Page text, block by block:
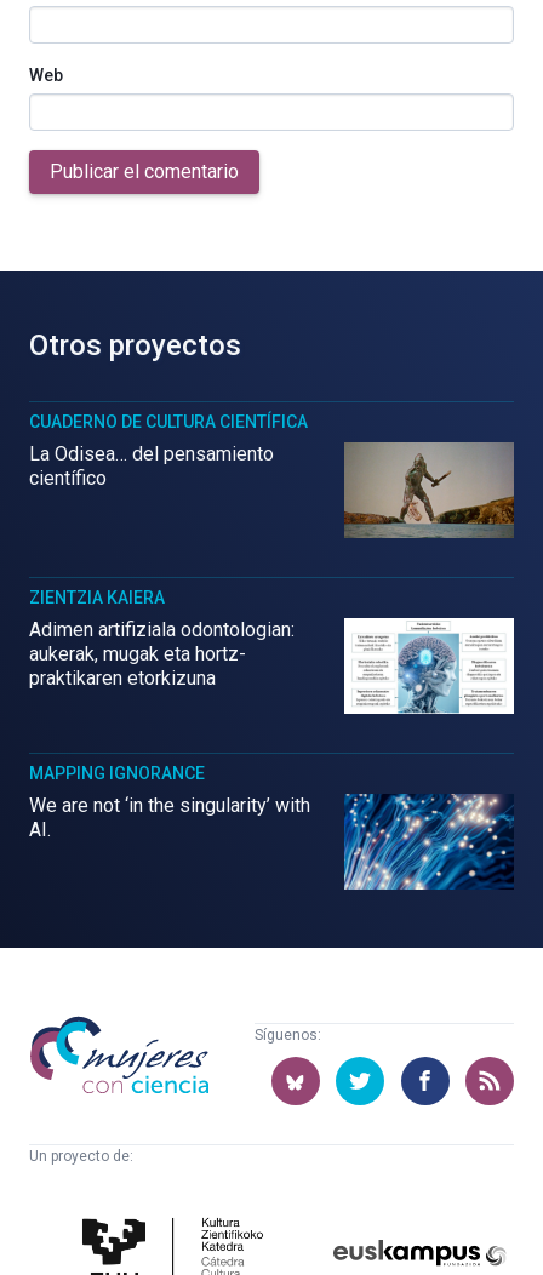
Web
Publicar el comentario
Otros proyectos
CUADERNO DE CULTURA CIENTÍFICA
La Odisea… del pensamiento
científico
ZIENTZIA KAIERA
Adimen artifiziala odontologian:
aukerak, mugak eta hortz-
praktikaren etorkizuna
MAPPING IGNORANCE
We are not ‘in the singularity’ with
AI.
Mujeres
con
ciencia
Síguenos:
Un proyecto de:
Cultura